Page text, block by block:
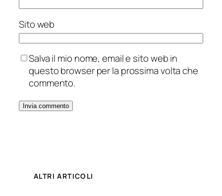
Sito web
Salva il mio nome, email e sito web in
questo browser per la prossima volta che
commento.
ALTRI ARTICOLI